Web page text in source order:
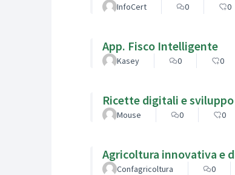
InfoCert 0 0
App. Fisco Intelligente
Kasey 0 0
Ricette digitali e sviluppo
Mouse 0 0
Agricoltura innovativa e
Confagricoltura 0